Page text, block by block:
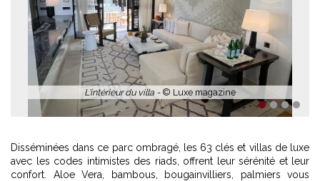
L'intérieur du villa - © Luxe magazine
1 2 3 4
Disséminées dans ce parc ombragé, les 63 clés et villas de luxe
avec les codes intimistes des riads, offrent leur sérénité et leur
confort. Aloe Vera, bambous, bougainvilliers, palmiers vous